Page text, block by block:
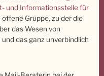
und Informationsstelle für
offene Gruppe, zu der die
das Wesen von
das ganz unverbindlich